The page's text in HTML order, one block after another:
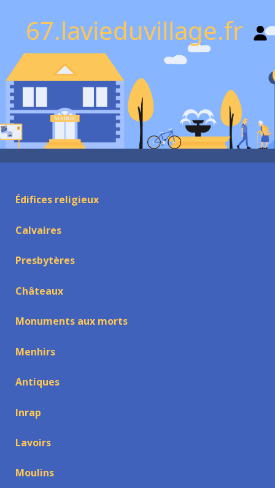
67.lavieduvillage.fr
Édifices religieux
Calvaires
Presbytères
Châteaux
Monuments aux morts
Menhirs
Antiques
Inrap
Lavoirs
Moulins